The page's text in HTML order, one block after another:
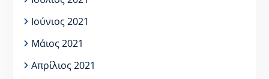
Ιούνιος 2021
Μάιος 2021
Απρίλιος 2021